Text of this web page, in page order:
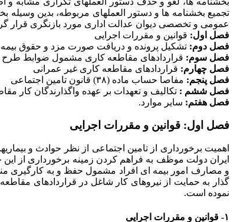
تجمیع بخشنامه ها و دستور العملهای مربوطه، بدین وسیله
عمومی و تخصصی دیوان عدالت اداری مورد بازنگری قرار گرفته و جایگزین بخشنامه های ۱۴ الی ۱۴٫۱۳ و سایر
فصل اول: قوانین و مقررات اجرایی
فصل دوم: تشکیل پرونده و دریافت صورت مزد و حقوق
فصل سوم: قراردادهای مقاطعه کاری مشمول ضوابط طرح
فصل چهارم: قراردادهای مقاطعه کاری غیر عمرانی
فصل پنجم: مفاصا حساب ماده (۳۸) قانون تامین اجتماعی
فصل ششم : تکالیف و تعهدات بر عهده واگذارندگان کار
فصل هفتم: سایر موارد.
فصل اول: قوانین و مقررات اجرایی
اهمیت برخورداری از تامین اجتماعی از نظر حوادث و
و مصارف امور بیمه ای افراد مشمول حفظ و به کارگیری
گذار به حمایت از نیروهای کار شاغل در قراردادهای
نموده است.
۱- قوانین و مقررات اجرایی